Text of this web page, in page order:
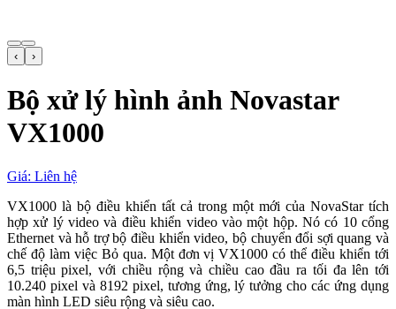
‹ ›
Bộ xử lý hình ảnh Novastar
VX1000
Giá: Liên hệ
VX1000 là bộ điều khiển tất cả trong một mới của NovaStar tích
hợp xử lý video và điều khiển video vào một hộp. Nó có 10 cổng
Ethernet và hỗ trợ bộ điều khiển video, bộ chuyển đổi sợi quang và
chế độ làm việc Bỏ qua. Một đơn vị VX1000 có thể điều khiển tới
6,5 triệu pixel, với chiều rộng và chiều cao đầu ra tối đa lên tới
10.240 pixel và 8192 pixel, tương ứng, lý tưởng cho các ứng dụng
màn hình LED siêu rộng và siêu cao.